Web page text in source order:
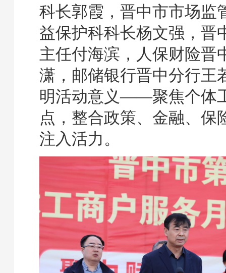
科长郭霞，晋中市市场监
益保护科科长杨文强，晋
主任付海滨，人保财险晋
潇，邮储银行晋中分行王
明活动意义——聚焦个体
点，整合政策、金融、保
注入活力。